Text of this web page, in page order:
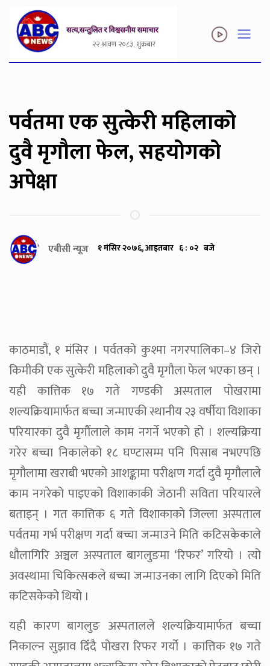
२२ श्रावण २०८३, शुक्रबार
पर्वतमा एक सुत्केरी महिलाको
दुवै मृगौला फेल, सहयोगको
अपेक्षा
एबीसी न्यूज १ मंसिर २०७६, आइतबार ६ : ०२ बजे
काठमाडौं, १ मंसिर । पर्वतको कुश्मा नगरपालिका–४ जिरो
किमीकी एक सुत्केरी महिलाको दुवै मृगौला फेल भएका छन् ।
यही कात्तिक १७ गते गण्डकी अस्पताल पोखरामा
शल्यक्रियामार्फत बच्चा जन्माएकी स्थानीय २३ वर्षीया विशाका
परियारका दुवै मृर्गौलाले काम नगर्ने भएको हो । शल्यक्रिया
गरेर बच्चा निकालेको १८ घण्टासम्म पनि पिसाब नभएपछि
मृगौलामा खराबी भएको आशङ्कामा परीक्षण गर्दा दुवै मृगौलाले
काम नगरेको पाइएको विशाकाकी जेठानी सविता परियारले
बताइन् । गत कात्तिक ६ गते विशाकाको जिल्ला अस्पताल
पर्वतमा गर्भ परीक्षण गर्दा बच्चा जन्माउने मिति कटिसकेकाले
धौलागिरि अञ्चल अस्पताल बागलुङमा ‘रिफर’ गरियो । त्यो
अवस्थामा चिकित्सकले बच्चा जन्माउनका लागि दिएको मिति
कटिसकेको थियो ।
यही कारण बागलुङ अस्पतालले शल्यक्रियामार्फत बच्चा
निकाल्न सुझाव दिँदै पोखरा रिफर गर्यो । कात्तिक १७ गते